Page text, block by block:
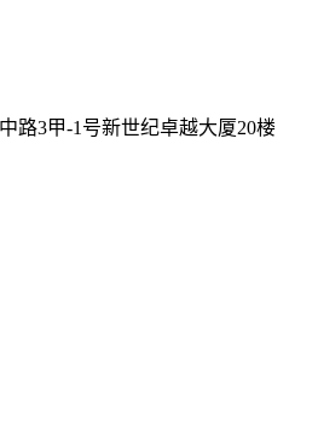
路3甲-1号新世纪卓越大厦20楼